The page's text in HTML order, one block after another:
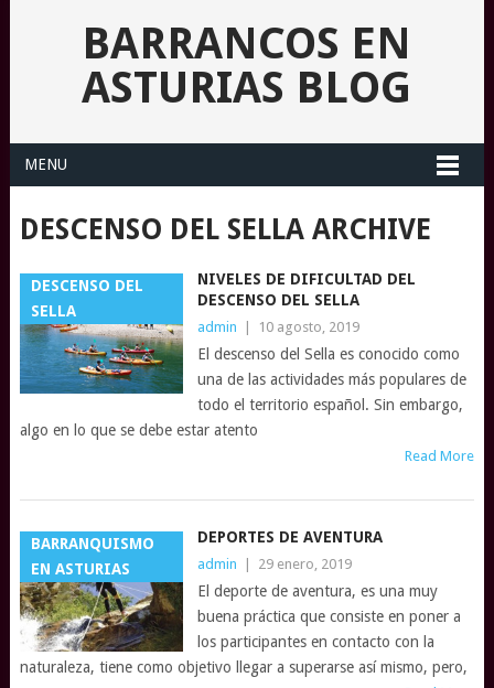
BARRANCOS EN
ASTURIAS BLOG
MENU
DESCENSO DEL SELLA ARCHIVE
DESCENSO DEL
SELLA
NIVELES DE DIFICULTAD DEL
DESCENSO DEL SELLA
admin 10 agosto, 2019
El descenso del Sella es conocido como
una de las actividades más populares de
todo el territorio español. Sin embargo,
algo en lo que se debe estar atento
Read More
BARRANQUISMO
EN ASTURIAS
DEPORTES DE AVENTURA
admin 29 enero, 2019
El deporte de aventura, es una muy
buena práctica que consiste en poner a
los participantes en contacto con la
naturaleza, tiene como objetivo llegar a superarse así mismo, pero,